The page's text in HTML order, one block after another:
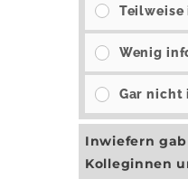
Wenig
Gar
Inwiefern
Kolleginnen